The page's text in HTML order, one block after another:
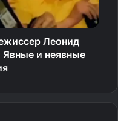
зеркальце с
как внешним,
состоит из двух
складного
своей оси.
Леонид
Явные и неявные